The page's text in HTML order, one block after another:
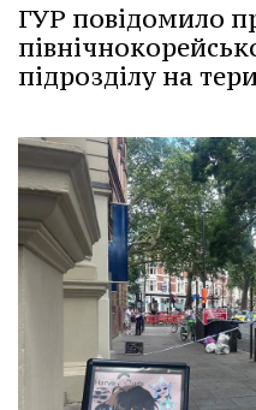
ГУР повідомило
підрозділу на